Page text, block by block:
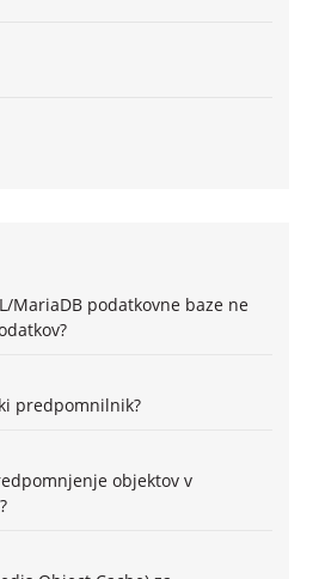
MariaDB podatkovne baze ne
predpomnilnik?
objektov v